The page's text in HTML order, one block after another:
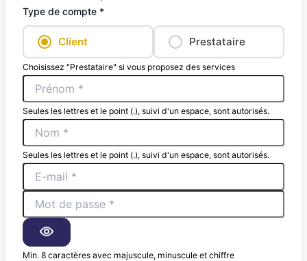
Type de compte *
Client Prestataire
Choisissez "Prestataire" si vous proposez des services
Seules les lettres et le point (.), suivi d'un espace, sont autorisés.
Seules les lettres et le point (.), suivi d'un espace, sont autorisés.
Min. 8 caractères avec majuscule, minuscule et chiffre